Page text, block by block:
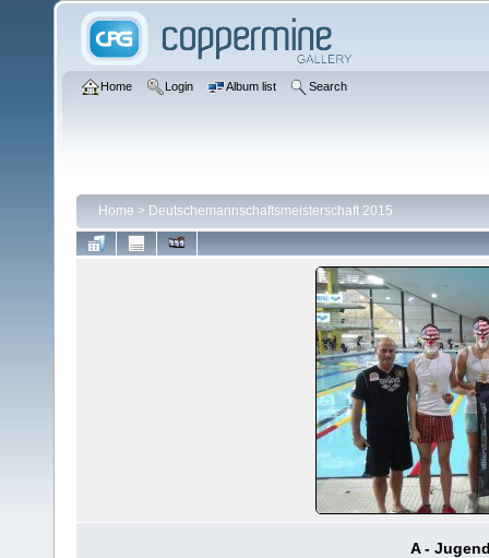
Home Login Album list Search
Home > Deutschemannschaftsmeisterschaft 2015
A -